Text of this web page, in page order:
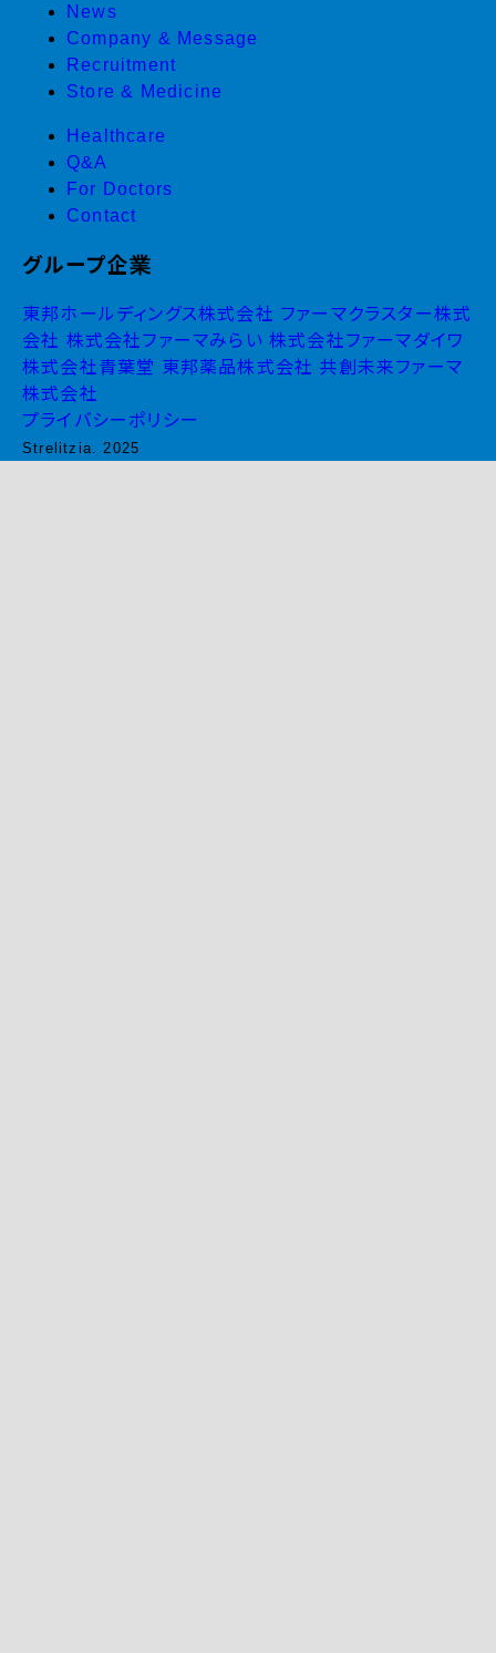
News
Company & Message
Recruitment
Store & Medicine
Healthcare
Q&A
For Doctors
Contact
グループ企業
東邦ホールディングス株式会社 ファーマクラスター株式
会社 株式会社ファーマみらい 株式会社ファーマダイワ
株式会社青葉堂 東邦薬品株式会社 共創未来ファーマ
株式会社
プライバシーポリシー
Strelitzia. 2025